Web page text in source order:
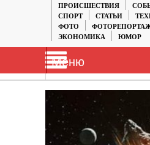
ПРОИСШЕСТВИЯ
СПОРТ
СТАТЬИ
ФОТО
ЭКОНОМИКА
ЮМОР
Меню